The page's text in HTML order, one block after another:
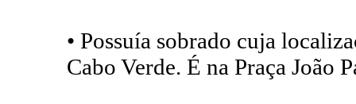
• Possuía sobrado cuja
Cabo Verde. É na Praça João